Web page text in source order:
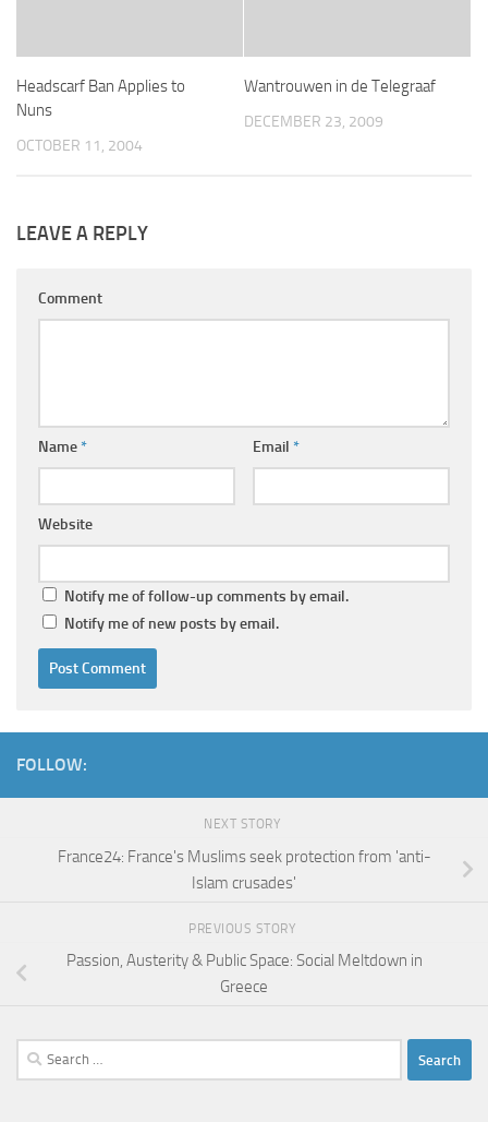
Headscarf Ban Applies to
Nuns
OCTOBER 11, 2004
Wantrouwen in de Telegraaf
DECEMBER 23, 2009
LEAVE A REPLY
Comment
Name* Email *
Website
Notify me of follow-up comments by email.
Notify me of new posts by email.
FOLLOW:
NEXT STORY
France24: France's Muslims seek protection from 'anti-
Islam crusades'
PREVIOUS STORY
Passion, Austerity & Public Space: Social Meltdown in
Greece
Search
for: